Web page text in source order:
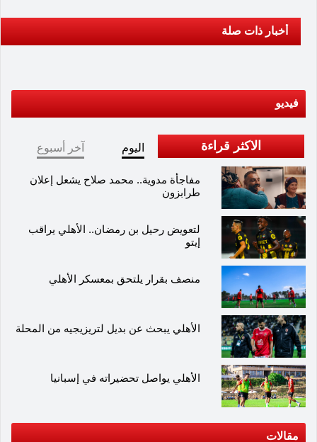
أخبار ذات صلة
فيديو
الاكثر قراءة اليوم آخر أسبوع
مفاجأة مدوية.. محمد صلاح يشعل إعلان
طرابزون
لتعويض رحيل بن رمضان.. الأهلي يراقب
إيتو
منصف بقرار يلتحق بمعسكر الأهلي
الأهلي يبحث عن بديل لتريزيجيه من المحلة
الأهلي يواصل تحضيراته في إسبانيا
مقالات